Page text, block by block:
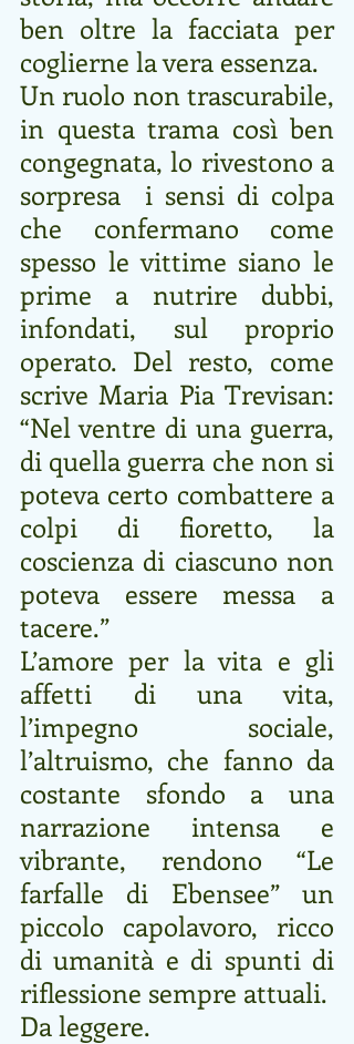
ben oltre la facciata per
coglierne la vera essenza.
Un ruolo non trascurabile,
in questa trama così ben
congegnata, lo rivestono a
sorpresa  i sensi di colpa
che confermano come
spesso le vittime siano le
prime a nutrire dubbi,
infondati, sul proprio
operato. Del resto, come
scrive Maria Pia Trevisan:
“Nel ventre di una guerra,
di quella guerra che non si
poteva certo combattere a
colpi di fioretto, la
coscienza di ciascuno non
poteva essere messa a
tacere.”
L’amore per la vita e gli
affetti di una vita,
l’impegno sociale,
l’altruismo, che fanno da
costante sfondo a una
narrazione intensa e
vibrante, rendono “Le
farfalle di Ebensee” un
piccolo capolavoro, ricco
di umanità e di spunti di
riflessione sempre attuali.
Da leggere.